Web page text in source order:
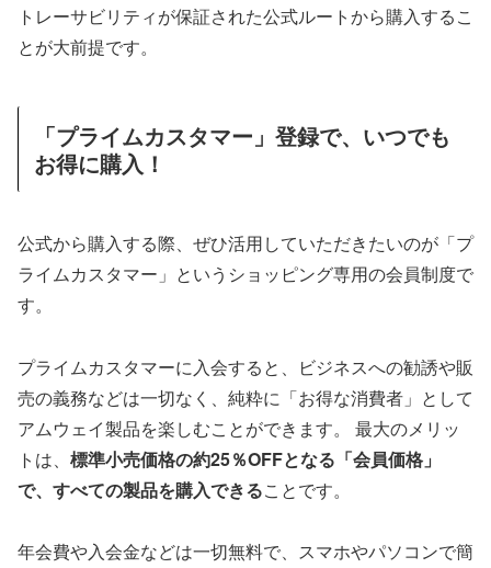
トレーサビリティが保証された公式ルートから購入するこ
とが大前提です。
「プライムカスタマー」登録で、いつでも
お得に購入！
公式から購入する際、ぜひ活用していただきたいのが「プ
ライムカスタマー」というショッピング専用の会員制度で
す。
プライムカスタマーに入会すると、ビジネスへの勧誘や販
売の義務などは一切なく、純粋に「お得な消費者」として
アムウェイ製品を楽しむことができます。 最大のメリッ
トは、 標準小売価格の約25％OFFとなる「会員価格」
で、すべての製品を購入できることです。
年会費や入会金などは一切無料で、スマホやパソコンで簡